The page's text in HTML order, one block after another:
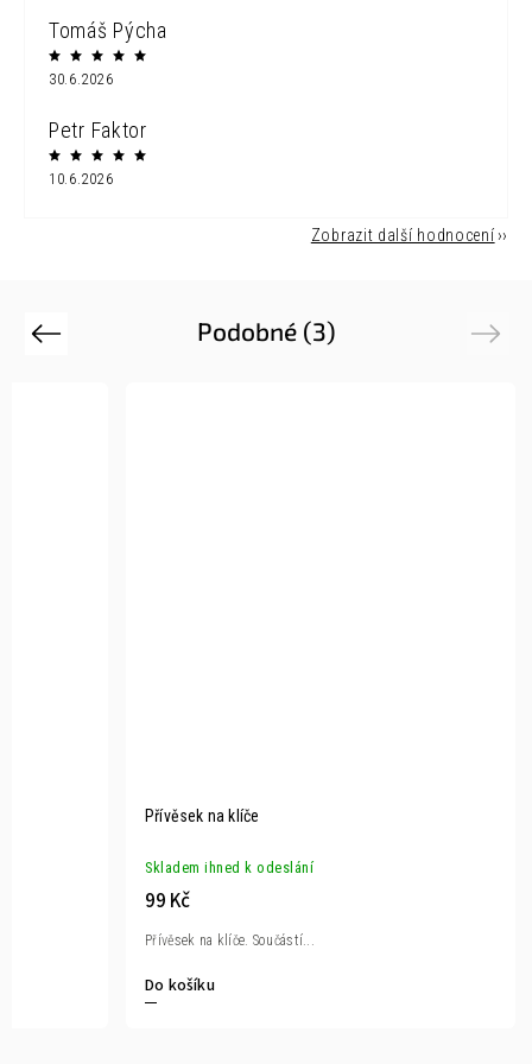
Tomáš Pýcha
30.6.2026
Petr Faktor
10.6.2026
Zobrazit další hodnocení
Podobné (3)
Previous
Přívěsek na klíče
Skladem ihned k odeslání
99 Kč
Do košíku
Přívěsek na klíče. Součástí...
Next